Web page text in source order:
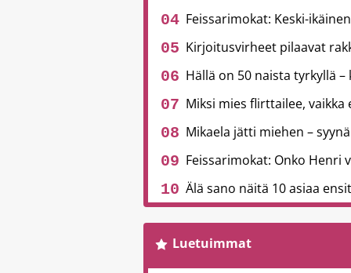
Feissarimokat: Keski-
Kirjoitusvirheet pilaavat
Hällä on 50 naista tyrkyllä –
Miksi mies flirttailee,
Mikaela jätti miehen –
Feissarimokat: Onko Henri
Älä sano näitä 10 asiaa
Luetuimmat